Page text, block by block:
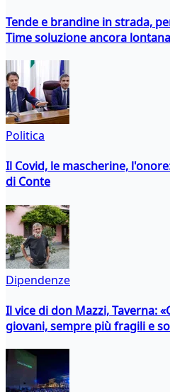
Tende e brandine in strada,
Time soluzione ancora lontana
Politica
Il Covid, le mascherine,
di Conte
Dipendenze
Il vice di don Mazzi, Taverna:
giovani, sempre più fragili e